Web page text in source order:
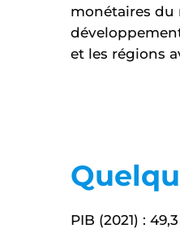
monétaires du
et les régions
PIB (2021) :